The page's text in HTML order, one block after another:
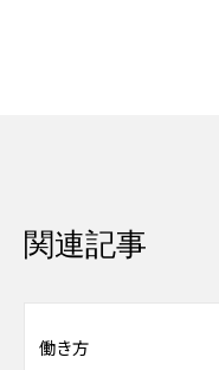
関連記事
働き方